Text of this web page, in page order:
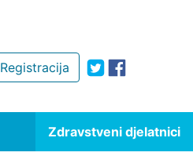
Registracija
Zdravstveni djelatnici